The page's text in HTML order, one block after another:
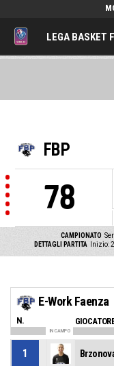
LEGA BASKET
FBP
78
CAMPIONATO
DETTAGLI PARTITA
Inizio:
E-Work Faenza
N.
IN CAMPO
1